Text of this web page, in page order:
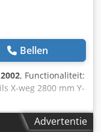
Bellen
2002, Functionaliteit:
X-weg 2800 mm Y-
Heidenhain iTNC
Advertentie